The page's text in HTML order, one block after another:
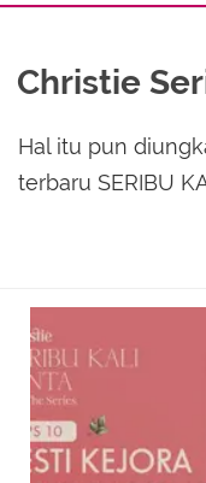
Christie
Hal itu pun
terbaru SERIBU